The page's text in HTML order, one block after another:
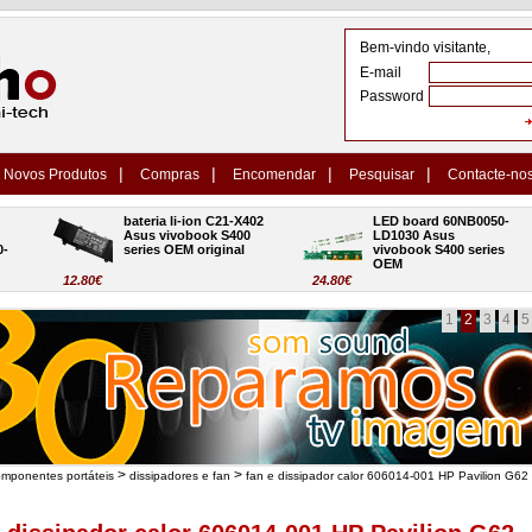
Bem-vindo visitante,
E-mail
Password
Novos Produtos | Compras | Encomendar | Pesquisar | Contacte-
12.80€
bateria li-ion C21-X402
Asus vivobook S400
series OEM original
24.80€
LED board 60NB0050-
LD1030 Asus
vivobook S400 series
OEM
1 2 3 4 5
portáteis > dissipadores e fan > fan e dissipador calor 606014-001 HP Pavilion G62